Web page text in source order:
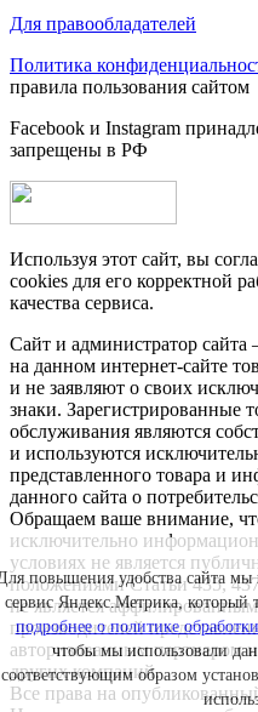
Для правообладателей
Политика
правила пользования сайтом
Facebook и Instagram
запрещены в РФ
Используя этот сайт, вы
cookies для его корректной
качества сервиса.
Сайт и администратор
на данном интернет-сайте
и не заявляют о своих
знаки. Зарегистрированные
обслуживания являются
и используются
представленного товара и
данного сайта о
Обращаем ваше внимание,
исключительно
условиях не является
положениями Статьи 435,
не является
производителей
авторизованным партнером
других компаний.
Все права на
повышения удобства сайта мы
сервис Яндекс.Метрика, который
подробнее о политике
чтобы мы использовали
соответствующим образом